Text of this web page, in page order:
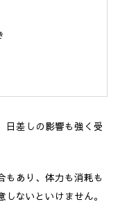
日差しの影響も強く受
もあり、体力も消耗も
ないといけません。